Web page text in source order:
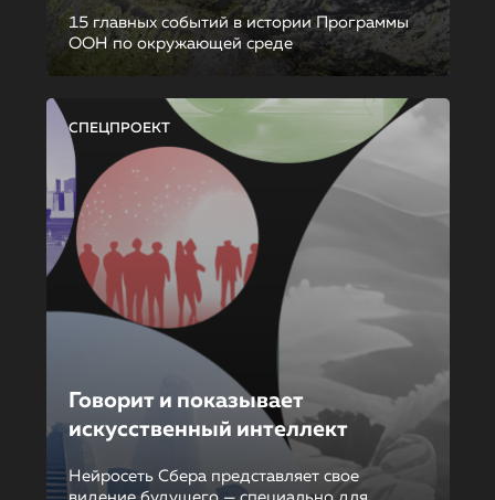
15 главных событий в истории Программы
ООН по окружающей среде
СПЕЦПРОЕКТ
Говорит и показывает
искусственный интеллект
Нейросеть Сбера представляет свое